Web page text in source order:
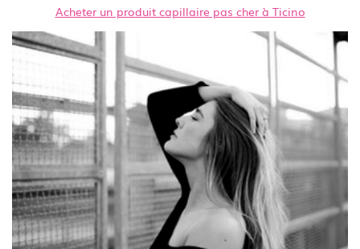
Acheter un produit capillaire pas cher à Ticino